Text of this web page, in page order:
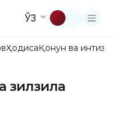
ЎЗ
ҲодисаҚонун ва
зилзила